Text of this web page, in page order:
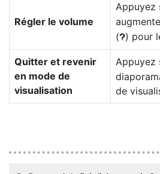
Régler le volume
Appuyez
(Q) pour
Quitter et revenir
en mode de
visualisation
Appuyez
de